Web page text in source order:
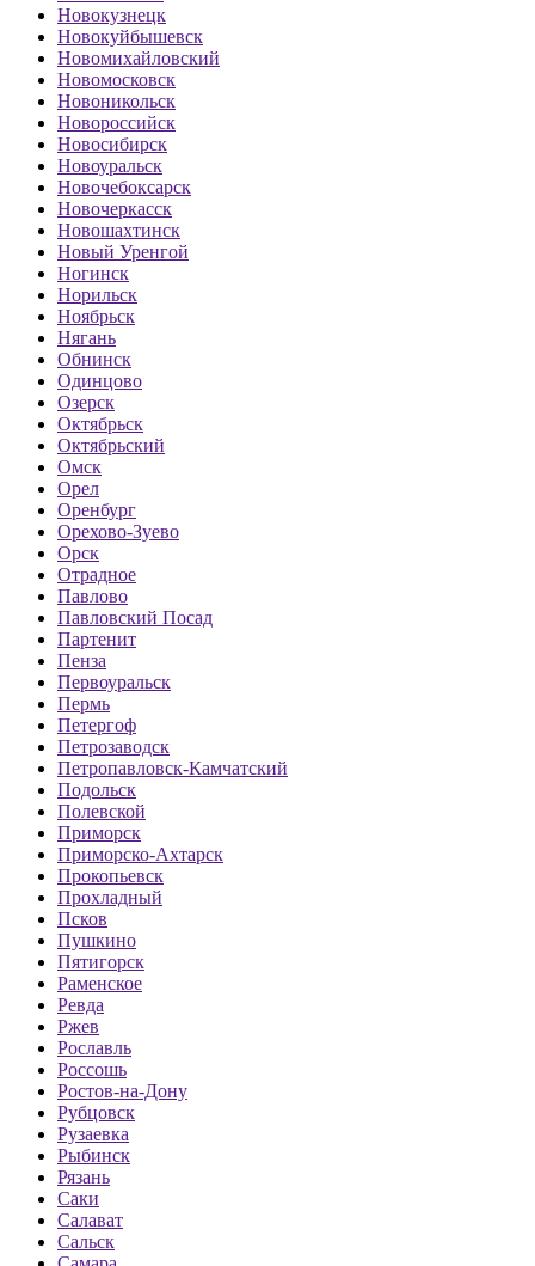
Новокузнецк
Новокуйбышевск
Новомихайловский
Новомосковск
Новоникольск
Новороссийск
Новосибирск
Новоуральск
Новочебоксарск
Новочеркасск
Новошахтинск
Новый Уренгой
Ногинск
Норильск
Ноябрьск
Нягань
Обнинск
Одинцово
Озерск
Октябрьск
Октябрьский
Омск
Орел
Оренбург
Орехово-Зуево
Орск
Отрадное
Павлово
Павловский Посад
Партенит
Пенза
Первоуральск
Пермь
Петергоф
Петрозаводск
Петропавловск-Камчатский
Подольск
Полевской
Приморск
Приморско-Ахтарск
Прокопьевск
Прохладный
Псков
Пушкино
Пятигорск
Раменское
Ревда
Ржев
Рославль
Россошь
Ростов-на-Дону
Рубцовск
Рузаевка
Рыбинск
Рязань
Саки
Салават
Сальск